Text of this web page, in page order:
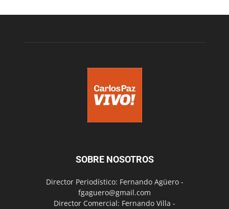
SOBRE NOSOTROS
Director Periodístico: Fernando Agüero -
fgaguero@gmail.com
Director Comercial: Fernando Villa -